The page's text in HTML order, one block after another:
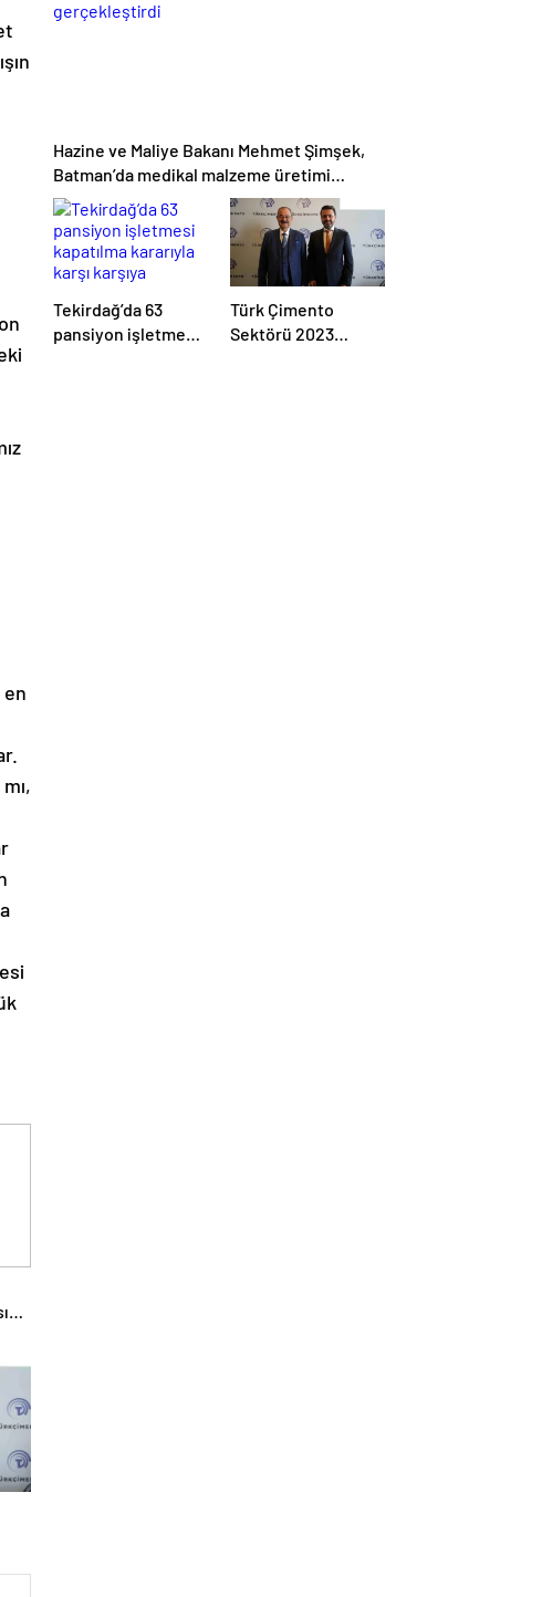
en
Hazine ve Maliye Bakanı Mehmet Şimşek,
Batman’da medikal malzeme üretimi
yapacak bir fabrikanın açılışını
gerçekleştirdi
Tekirdağ’da 63
pansiyon işletmesi
Türk Çimento
Sektörü 2023